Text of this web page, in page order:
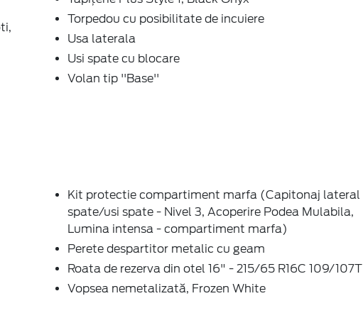
Torpedou cu posibilitate de incuiere
Usa laterala
Usi spate cu blocare
Volan tip ''Base''
Kit protectie compartiment marfa (Capitonaj lateral
spate/usi spate - Nivel 3, Acoperire Podea Mulabila,
Lumina intensa - compartiment marfa)
Perete despartitor metalic cu geam
Roata de rezerva din otel 16" - 215/65 R16C 109/107T
Vopsea nemetalizată, Frozen White